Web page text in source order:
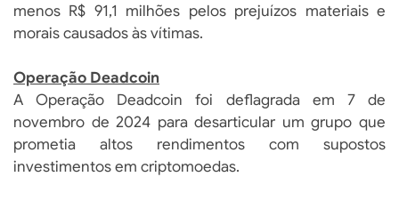
menos R$ 91,1 milhões pelos prejuízos materiais e
morais causados às vítimas.
Operação Deadcoin
A Operação Deadcoin foi deflagrada em 7 de
novembro de 2024 para desarticular um grupo que
prometia altos rendimentos com supostos
investimentos em criptomoedas.